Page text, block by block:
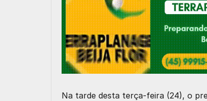
Na tarde desta terça-feira (24), o